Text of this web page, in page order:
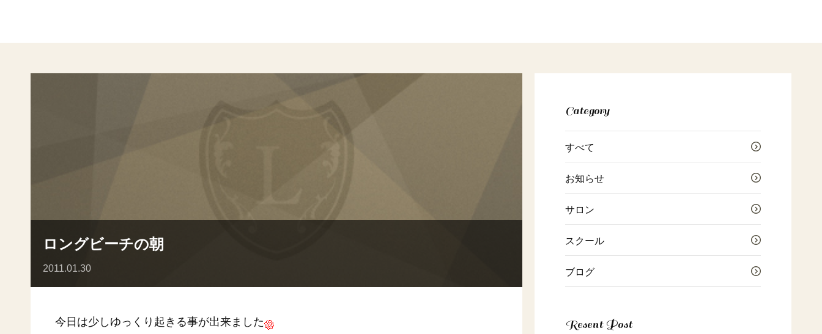
ロングビーチの朝
2011.01.30
今日は少しゆっくり起きる事が出来ました
Category
すべて
お知らせ
サロン
スクール
ブログ
Resent Post